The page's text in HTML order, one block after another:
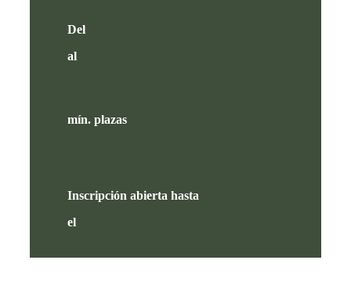
Del
al
mín. plazas
Inscripción abierta hasta
el